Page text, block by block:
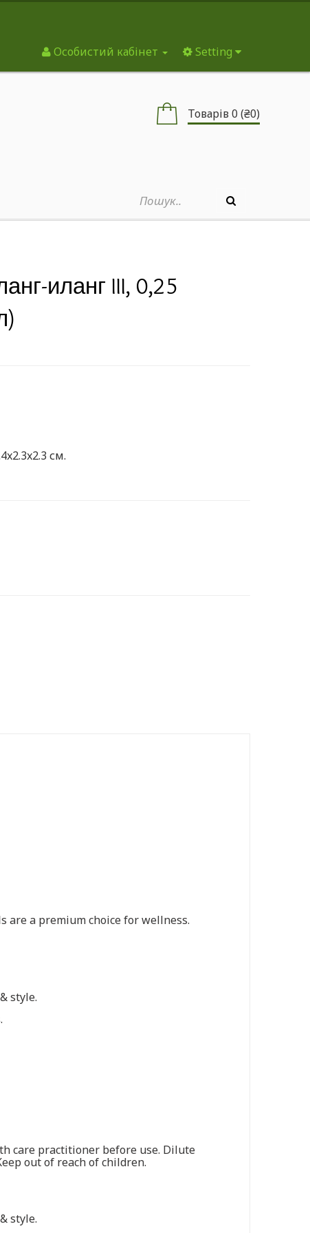
Особистий кабінет
Setting
Товарів 0 (₴0)
иланг III, 0,25
см.
are a premium choice for wellness.
style.
care practitioner before use. Dilute
out of reach of children.
style.